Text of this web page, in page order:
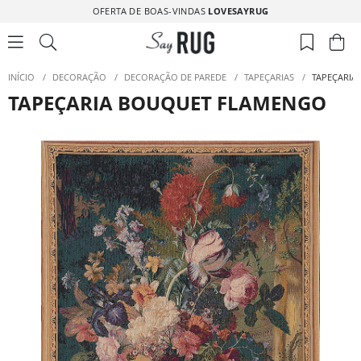
OFERTA DE BOAS-VINDAS LOVESAYRUG
INÍCIO / DECORAÇÃO / DECORAÇÃO DE PAREDE / TAPEÇARIAS /
TAPEÇARIA BOUQUET FLAMENGO